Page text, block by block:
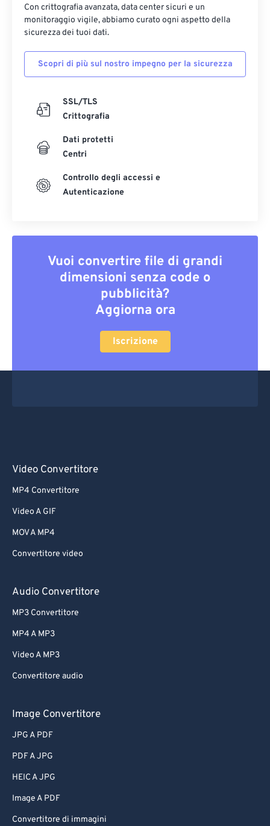
Con crittografia avanzata, data center sicuri e un
monitoraggio vigile, abbiamo curato ogni aspetto della
sicurezza dei tuoi dati.
Scopri di più sul nostro impegno per la sicurezza
SSL/TLS
Crittografia
Dati protetti
Centri
Controllo degli accessi e
Autenticazione
Vuoi convertire file di grandi
dimensioni senza code o
pubblicità?
Aggiorna ora
Iscrizione
Video Convertitore
MP4 Convertitore
Video A GIF
MOV A MP4
Convertitore video
Audio Convertitore
MP3 Convertitore
MP4 A MP3
Video A MP3
Convertitore audio
Image Convertitore
JPG A PDF
PDF A JPG
HEIC A JPG
Image A PDF
Convertitore di immagini